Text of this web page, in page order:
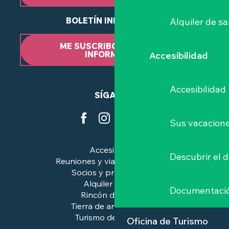
Alquiler de
Accesibilidad
Accesibilidad
Sus
Descubrir el
Oficina de Turismo
BOLETÍN INFORMATIVO
ME SUSCRIBO AL BOLETÍN
INFORMATIVO
SÍGANOS
Accesibilidad
Reuniones y viajes de negocios
Socios y profesionales
Alquiler de salas
Rincón de prensa
Tierra de arte e historia
Turismo de calidad™.